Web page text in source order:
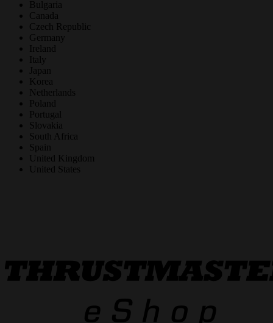
Bulgaria
Canada
Czech Republic
Germany
Ireland
Italy
Japan
Korea
Netherlands
Poland
Portugal
Slovakia
South Africa
Spain
United Kingdom
United States